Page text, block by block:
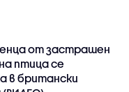
от застрашен
птица се
в британски